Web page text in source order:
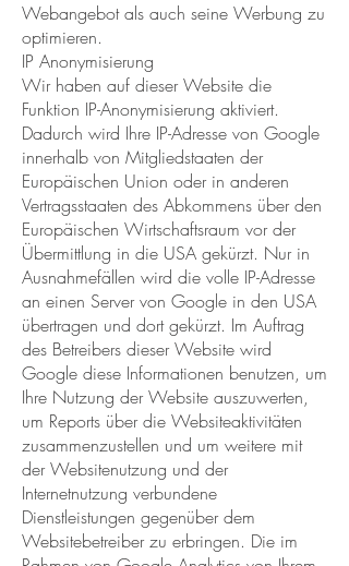
Webangebot als auch seine Werbung zu
optimieren.
IP Anonymisierung
Wir haben auf dieser Website die
Funktion IP-Anonymisierung aktiviert.
Dadurch wird Ihre IP-Adresse von Google
innerhalb von Mitgliedstaaten der
Europäischen Union oder in anderen
Vertragsstaaten des Abkommens über den
Europäischen Wirtschaftsraum vor der
Übermittlung in die USA gekürzt. Nur in
Ausnahmefällen wird die volle IP-Adresse
an einen Server von Google in den USA
übertragen und dort gekürzt. Im Auftrag
des Betreibers dieser Website wird
Google diese Informationen benutzen, um
Ihre Nutzung der Website auszuwerten,
um Reports über die Websiteaktivitäten
zusammenzustellen und um weitere mit
der Websitenutzung und der
Internetnutzung verbundene
Dienstleistungen gegenüber dem
Websitebetreiber zu erbringen. Die im